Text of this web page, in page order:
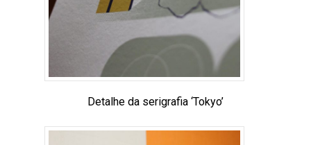
Detalhe da serigrafia ‘Tokyo’